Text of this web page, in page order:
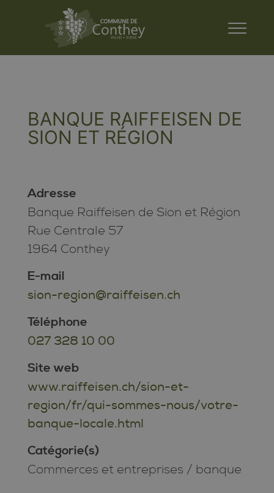
BANQUE RAIFFEISEN DE
SION ET RÉGION
Adresse
Banque Raiffeisen de Sion et Région
Rue Centrale 57
1964 Conthey
E-mail
sion-region@raiffeisen.ch
Téléphone
027 328 10 00
Site web
www.raiffeisen.ch/sion-et-
region/fr/qui-sommes-nous/votre-
banque-locale.html
Catégorie(s)
Commerces et entreprises / banque